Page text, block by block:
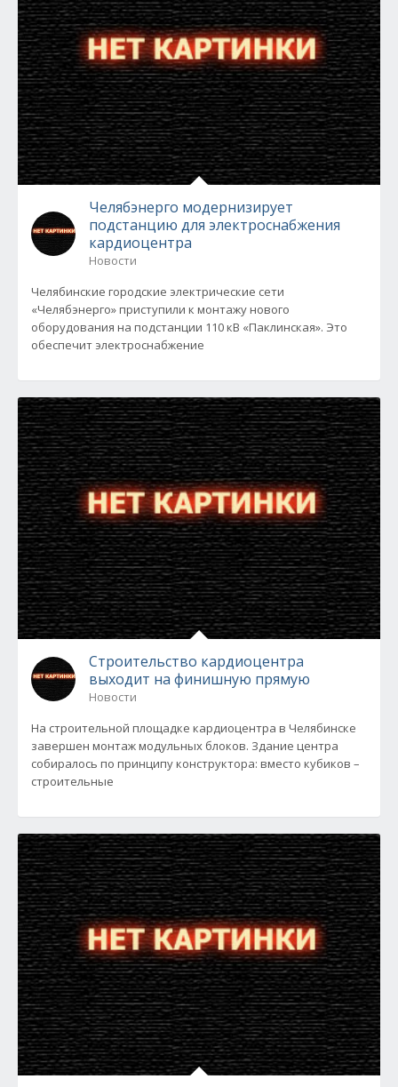
Челябэнерго модернизирует
подстанцию для электроснабжения
кардиоцентра
Новости
Челябинские городские электрические сети
«Челябэнерго» приступили к монтажу нового
оборудования на подстанции 110 кВ «Паклинская». Это
обеспечит электроснабжение
Строительство кардиоцентра
выходит на финишную прямую
Новости
На строительной площадке кардиоцентра в Челябинске
завершен монтаж модульных блоков. Здание центра
собиралось по принципу конструктора: вместо кубиков –
строительные